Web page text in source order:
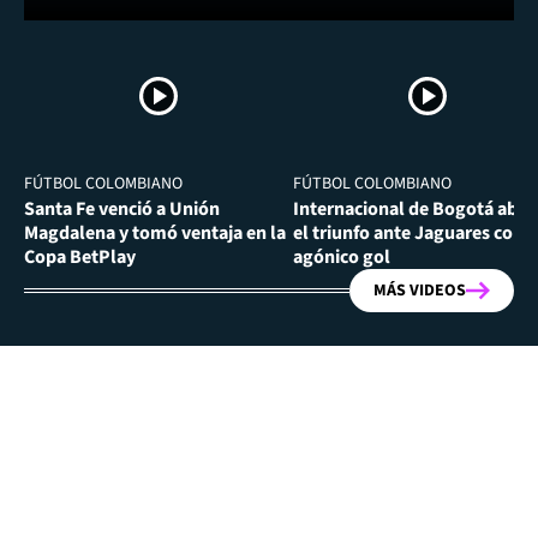
FÚTBOL COLOMBIANO
Santa Fe venció a Unión
Magdalena y tomó ventaja en la
Copa BetPlay
FÚTBOL COLOMBIANO
Internacional de Bogotá
el triunfo ante Jaguares con
agónico gol
MÁS VIDEOS